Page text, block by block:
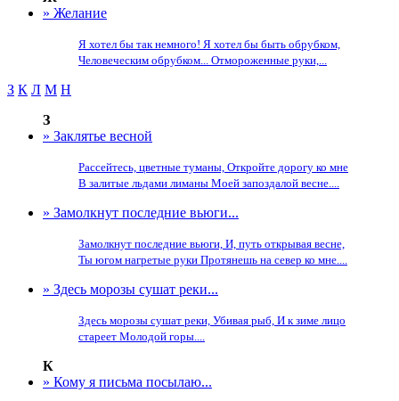
» Желание
Я хотел бы так немного! Я хотел бы быть обрубком,
Человеческим обрубком... Отмороженные руки,...
З К Л М Н
З
» Заклятье весной
Рассейтесь, цветные туманы, Откройте дорогу ко мне
В залитые льдами лиманы Моей запоздалой весне....
» Замолкнут последние вьюги...
Замолкнут последние вьюги, И, путь открывая весне,
Ты югом нагретые руки Протянешь на север ко мне....
» Здесь морозы сушат реки...
Здесь морозы сушат реки, Убивая рыб, И к зиме лицо
стареет Молодой горы....
К
» Кому я письма посылаю...